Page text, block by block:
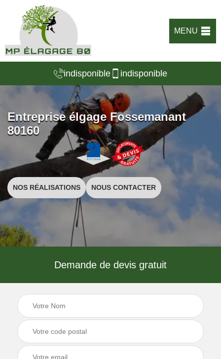
MENU
indisponible indisponible
Entreprise élgage Fossemanant
80160
NOS RÉALISATIONS NOUS CONTACTER
Demande de devis gratuit